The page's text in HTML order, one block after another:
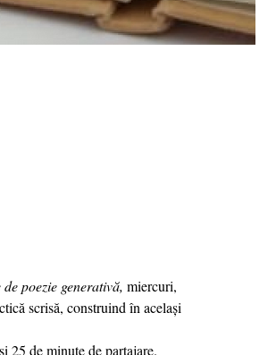
poezie generativă, miercuri,
scrisă, construind în același